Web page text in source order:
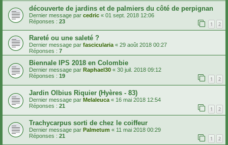
découverte de jardins et de palmiers du côté de perpignan
Dernier message par cedric « 01 sept. 2018 12:06
Réponses : 23 1 2
Rareté ou une saleté ?
Dernier message par fascicularia « 29 août 2018 00:27
Réponses : 7
Biennale IPS 2018 en Colombie
Dernier message par Raphael30 « 30 juil. 2018 09:12
Réponses : 19 1 2
Jardin Olbius Riquier (Hyères - 83)
Dernier message par Melaleuca « 16 mai 2018 12:54
Réponses : 21 1 2
Trachycarpus sorti de chez le coiffeur
Dernier message par Palmetum « 11 mai 2018 00:29
Réponses : 21 1 2